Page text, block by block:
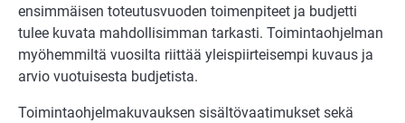
ensimmäisen toteutusvuoden toimenpiteet ja budjetti
tulee kuvata mahdollisimman tarkasti. Toimintaohjelman
myöhemmiltä vuosilta riittää yleispiirteisempi kuvaus ja
arvio vuotuisesta budjetista.
Toimintaohjelmakuvauksen sisältövaatimukset sekä